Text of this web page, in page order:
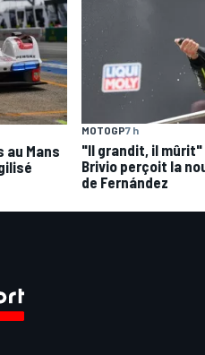
au Mans
MOTOGP7 h
"Il grandit, il mûrit"
Brivio perçoit la
de Fernández